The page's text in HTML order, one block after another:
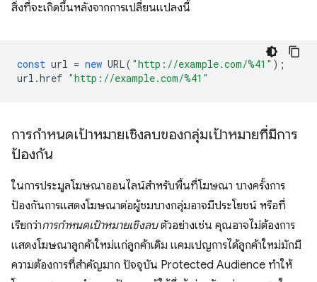
สิ่งที่จะเกิดขึ้นหลังจากการเปลี่ยนแปลงนี้
const url = new URL( "http://example.com/%41" );
url .href "http://example.com/%41"
การกำหนดเป้าหมายเชิงลบของกลุ่มเป้าหมายที่มีการ
ป้องกัน
ในการประมูลโฆษณาออนไลน์สำหรับพื้นที่โฆษณา บางครั้งการ
ป้องกันการแสดงโฆษณาต่อผู้ชมบางกลุ่มอาจมีประโยชน์ หรือที่
เรียกว่าการกำหนดเป้าหมายเชิงลบตัวอย่างเช่น คุณอาจไม่ต้องการ
แสดงโฆษณาลูกค้าใหม่แก่ลูกค้าเดิม แคมเปญการได้ลูกค้าใหม่มักมี
ความต้องการที่สำคัญมาก ปัจจุบัน Protected Audience ทำให้